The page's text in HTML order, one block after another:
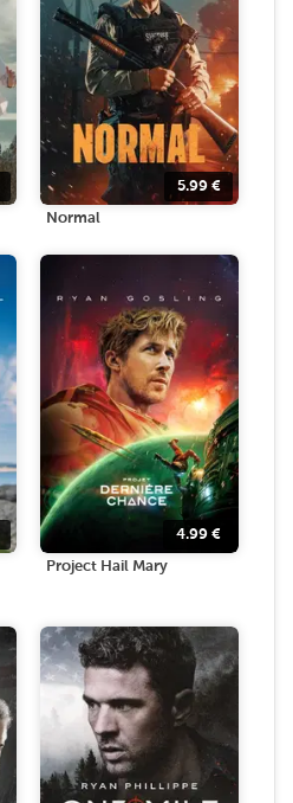
5.99 €
Normal
4.99 €
Project Hail Mary